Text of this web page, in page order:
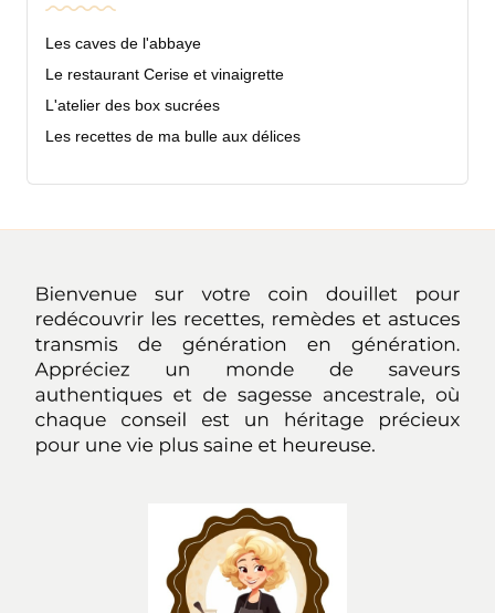
Les caves de l'abbaye
Le restaurant Cerise et vinaigrette
L'atelier des box sucrées
Les recettes de ma bulle aux délices